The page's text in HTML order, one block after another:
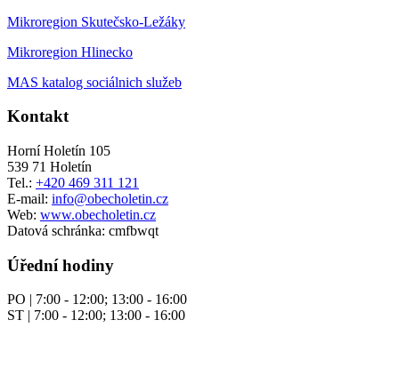
Mikroregion Skutečsko-Ležáky
Mikroregion Hlinecko
MAS katalog sociálnich služeb
Kontakt
Horní Holetín 105
539 71 Holetín
Tel.: +420 469 311 121
E-mail: info@obecholetin.cz
Web: www.obecholetin.cz
Datová schránka: cmfbwqt
Úřední hodiny
PO | 7:00 - 12:00; 13:00 - 16:00
ST | 7:00 - 12:00; 13:00 - 16:00